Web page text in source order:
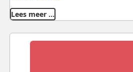
Lees meer …